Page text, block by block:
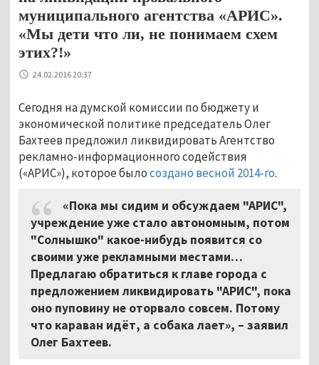
муниципального агентства «АРИС».
«Мы дети что ли, не понимаем схем
этих?!»
24.02.2016 20:37
Сегодня на думской комиссии по бюджету и
экономической политике председатель Олег
Бахтеев предложил ликвидировать Агентство
рекламно-информационного содействия
(«АРИС»), которое былосоздано весной 2014-го.
«Пока мы сидим и обсуждаем "АРИС",
учреждение уже стало автономным, потом
"Солнышко" какое-нибудь появится со
своими уже рекламными местами…
Предлагаю обратиться к главе города с
предложением ликвидировать "АРИС", пока
оно пуповину не оторвало совсем. Потому
что караван идёт, а собака лает», – заявил
Олег Бахтеев.